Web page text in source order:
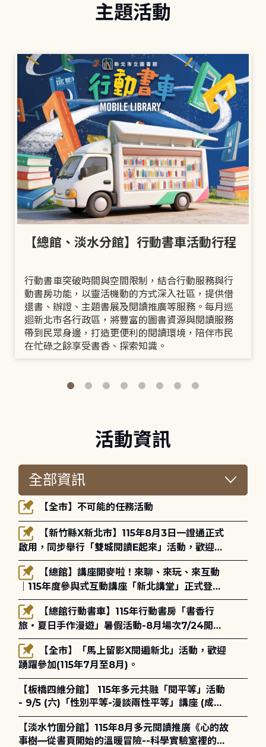
主題活動
【總館、淡水分館】行動書車活動行程
行動書車突破時間與空間限制，結合行動服務與行
動書房功能，以靈活機動的方式深入社區，提供借
還書、辦證、主題書展及閱讀推廣等服務。每月巡
迴新北市各行政區，將豐富的圖書資源與閱讀服務
帶到民眾身邊，打造更便利的閱讀環境，陪伴市民
在忙碌之餘享受書香、探索知識。
活動資訊
【全市】不可能的任務活動
啟用，同步舉行「雙城閱讀E起來」活動，歡迎踴
躍參加(115年8月3日至10月4日)。
｜115年度參與式互動講座「新北講堂」正式登
場！
旅・夏日手作漫遊」暑假活動-8月場次7/24開始
報名
踴躍參加(115年7月至8月)。
【板橋四維分館】 115年多元共融「閱平等」活動
- 9/5 (六)「性別平等-漫談兩性平等」講座 (成人
講座) ◎ 8/1 (六) 14:00 開始報名
【淡水竹圍分館】115年8月多元閱讀推廣《心的故
事樹—從書頁開始的溫暖冒險--科學實驗室裡的放